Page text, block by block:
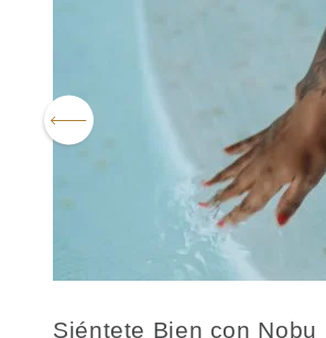
Siéntete Bien con Nobu